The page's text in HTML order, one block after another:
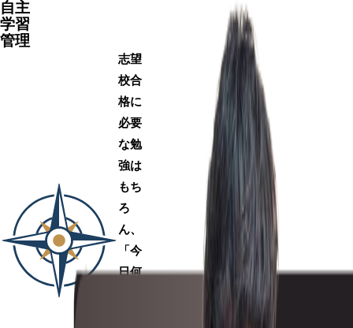
自主
学習
管理
志望
校合
格に
必要
な勉
強は
もち
ろ
ん、
「今
日何